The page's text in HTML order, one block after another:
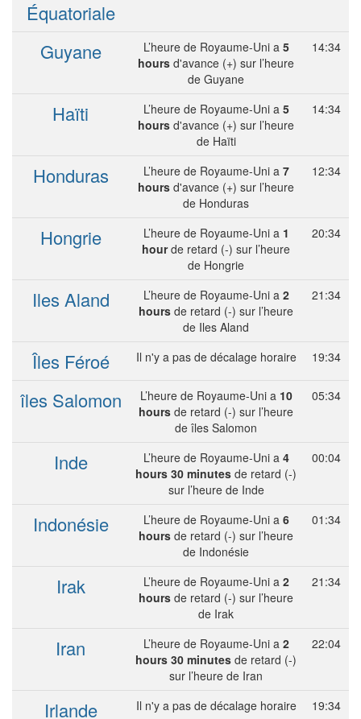
Équatoriale
Guyane L’heure de Royaume-Uni a 5
hours d'avance (+) sur l’heure
de Guyane
14:34
Haïti L’heure de Royaume-Uni a 5
hours d'avance (+) sur l’heure
de Haïti
14:34
Honduras L’heure de Royaume-Uni a 7
hours d'avance (+) sur l’heure
de Honduras
12:34
Hongrie L’heure de Royaume-Uni a 1
hourde retard (-) sur l’heure
de Hongrie
20:34
Iles Aland L’heure de Royaume-Uni a 2
hours de retard (-) sur l’heure
de Iles Aland
21:34
Îles Féroé Il n'y a pas de décalage horaire 19:34
îles Salomon L’heure de Royaume-Uni a 10
hours de retard (-) sur l’heure
de îles Salomon
05:34
Inde L’heure de Royaume-Uni a 4
hours 30 minutes de retard (-)
sur l’heure de Inde
00:04
Indonésie L’heure de Royaume-Uni a 6
hours de retard (-) sur l’heure
de Indonésie
01:34
Irak L’heure de Royaume-Uni a 2
hours de retard (-) sur l’heure
de Irak
21:34
Iran L’heure de Royaume-Uni a 2
hours 30 minutes de retard (-)
sur l’heure de Iran
22:04
Irlande Il n'y a pas de décalage horaire 19:34